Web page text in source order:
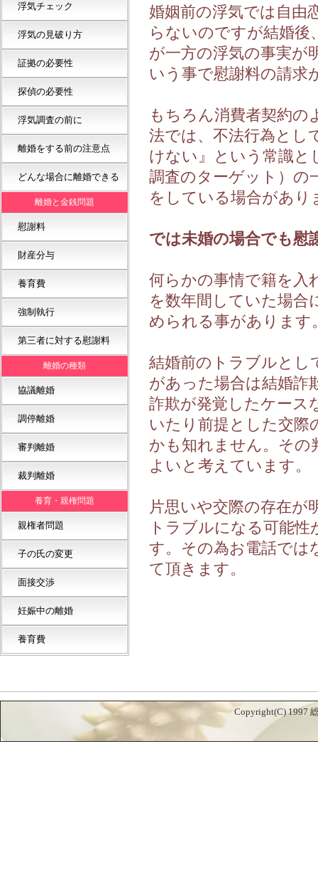
婚姻前の浮気では自由
らないのですが結婚後
が一方の浮気の事実が
いう事で慰謝料の請求
もちろん消費者契約
法では、不法行為とし
けない』という常識と
調査のターゲット）の
をしている場合があり
では未婚の場合でも慰
何らかの事情で籍を入
を数年間していた場合
められる事があります
結婚前のトラブルとし
があった場合は結婚詐
詐欺が発覚したケース
いたり前提とした交際
かも知れません。その
よいと考えています。
片思いや交際の存在
トラブルになる可能
す。その為お電話では
て頂きます。
浮気チェック
浮気の見破り方
証拠の必要性
探偵の必要性
浮気調査の前に
離婚をする前の注意点
どんな場合に離婚できる
離婚と金銭問題
慰謝料
財産分与
養育費
強制執行
第三者に対する慰謝料
離婚の種類
協議離婚
調停離婚
審判離婚
裁判離婚
養育・親権問題
親権者問題
子の氏の変更
面接交渉
妊娠中の離婚
養育費
Copyright(C) 1997